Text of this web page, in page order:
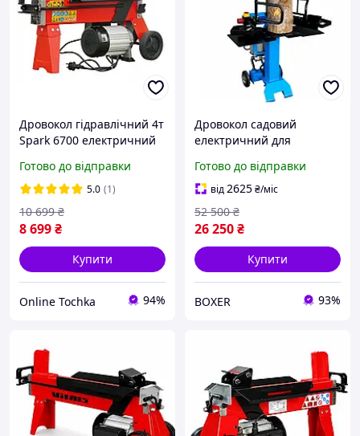
Дровокол гідравлічний 4т
Spark 6700 електричний
Готово до відправки
5.0 (1)
8 699₴
10 699 ₴
Купити
Online Tochka 94%
Дровокол садовий
електричний для
Дровокол гідравлічний
електричний 9 т
Дровокол потужний
Готово до відправки
від2625₴/міс
26 250₴
52 500 ₴
Купити
BOXER 93%